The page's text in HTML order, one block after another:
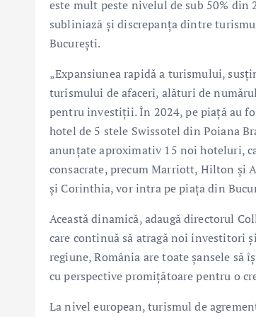
este mult peste nivelul de sub 50% din
subliniază și discrepanța dintre
București.
„Expansiunea rapidă a turismului,
turismului de afaceri, alături de
pentru investiții. În 2024, pe piață au
hotel de 5 stele Swissotel din Poiana
anunțate aproximativ 15 noi hoteluri,
consacrate, precum Marriott, Hilton și
și Corinthia, vor intra pe piața din
Această dinamică, adaugă directorul
care continuă să atragă noi investitori
regiune, România are toate șansele să
cu perspective promițătoare pentru o
La nivel european, turismul de